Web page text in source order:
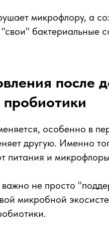
микрофлору, а
бактериальные
после
особенно в
другую. Именно
питания и
не просто
микробной